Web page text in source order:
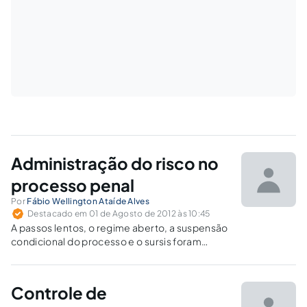
Administração do risco no
processo penal
Por Fábio Wellington Ataíde Alves
Destacado em 01 de Agosto de 2012 às 10:45
A passos lentos, o regime aberto, a suspensão
condicional do processo e o sursis foram
que não conseguiram surtir efeitos concretos
burocráticas. Medidas cautelares do CPP
Controle de